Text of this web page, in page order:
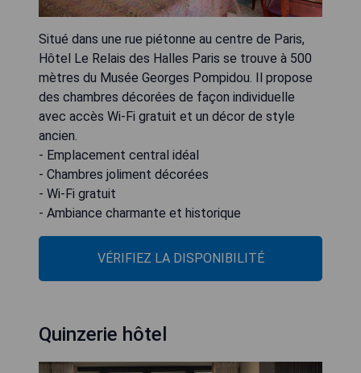
Situé dans une rue piétonne au centre de Paris,
Hôtel Le Relais des Halles Paris se trouve à 500
mètres du Musée Georges Pompidou. Il propose
des chambres décorées de façon individuelle
avec accès Wi-Fi gratuit et un décor de style
ancien.
- Emplacement central idéal
- Chambres joliment décorées
- Wi-Fi gratuit
- Ambiance charmante et historique
VÉRIFIEZ LA DISPONIBILITÉ
Quinzerie hôtel